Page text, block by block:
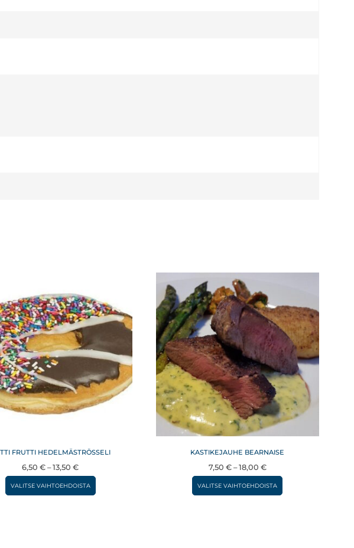
FRUTTI HEDELMÄSTRÖSSELI
6,50€ – 13,50€Hintaluokka:
6,50 €
–
VALITSE VAIHTOEHDOISTA
tuotteella
KASTIKEJAUHE BEARNAISE
7,50 € – 18,00 €Hintaluokka:
7,50 €
–
VALITSE VAIHTOEHDOISTA